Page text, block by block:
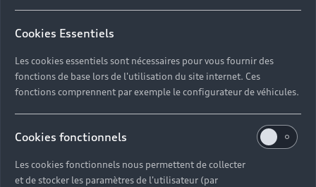
Cookies Essentiels
Les cookies essentiels sont nécessaires pour vous fournir des
fonctions de base lors de l'utilisation du site internet. Ces
fonctions comprennent par exemple le configurateur de véhicules.
Cookies fonctionnels
Les cookies fonctionnels nous permettent de collecter
et de stocker les paramètres de l'utilisateur (par